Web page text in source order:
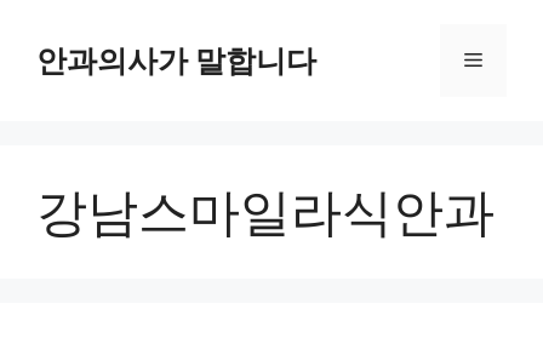
안과의사가 말합니다 메
강남스마일라식안과